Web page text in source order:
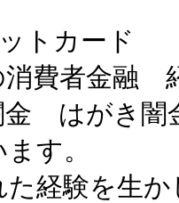
トカード
費者金融
金 はがき
す。
経験を生か